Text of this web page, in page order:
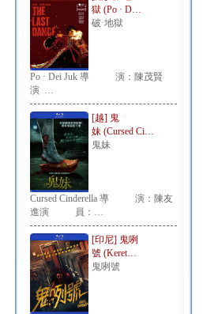
獄 (Po · D…
破·地獄
Po · Dei Juk 導 演：陳茂賢
演 …
[越] 鬼
妹 (Cursed Ci…
鬼妹
Cursed Cinderella 導 演：陳友
進演 員：…
[印尼] 鬼咧
號 (Keret…
鬼咧號